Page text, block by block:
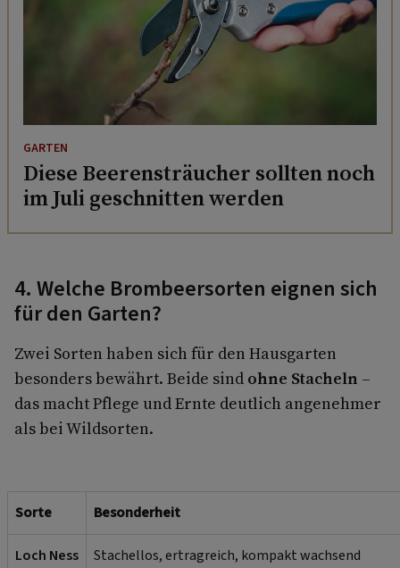
GARTEN
Diese Beerensträucher sollten noch
im Juli geschnitten werden
4. Welche Brombeersorten eignen sich
für den Garten?
Zwei Sorten haben sich für den Hausgarten
besonders bewährt. Beide sind ohne Stacheln –
das macht Pflege und Ernte deutlich angenehmer
als bei Wildsorten.
Sorte Besonderheit
Loch Ness Stachellos, ertragreich, kompakt wachsend